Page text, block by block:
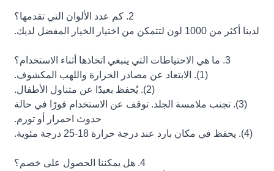
2. كم عدد الألوان التي تقدمها؟
لدينا أكثر من 1000 لون لتتمكن من اختيار الخيار المفضل لديك.
3. ما هي الاحتياطات التي ينبغي اتخاذها أثناء الاستخدام؟
(1). الابتعاد عن مصادر الحرارة واللهب المكشوف.
(2). يُحفظ بعيدًا عن متناول الأطفال.
(3). تجنب ملامسة الجلد. توقف عن الاستخدام فورًا في حالة
حدوث احمرار أو تورم.
(4). يحفظ في مكان بارد عند درجة حرارة 18-25 درجة مئوية.
4. هل يمكننا الحصول على خصم؟